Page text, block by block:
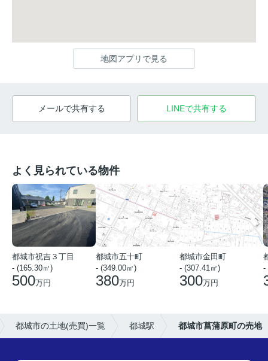
地図アプリで見る
メールで共有する LINEで共有する
よく見られている物件
都城市祝吉３丁目
- (165.30㎡)
500万円
都城市五十町
- (349.00㎡)
380万円
都城市金田町
- (307.41㎡)
300万円
-
都城市の土地(売買)一覧 都城駅 都城市菖蒲原町の売地